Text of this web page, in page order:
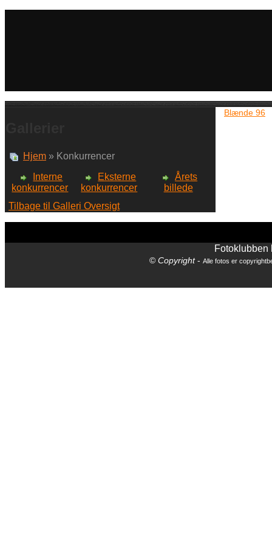
Blænde 96
Hjem » Konkurrencer
Interne
konkurrencer
Eksterne
konkurrencer
Årets
billede
Tilbage til Galleri Oversigt
Fotoklubben
© Copyright- Alle fotos er